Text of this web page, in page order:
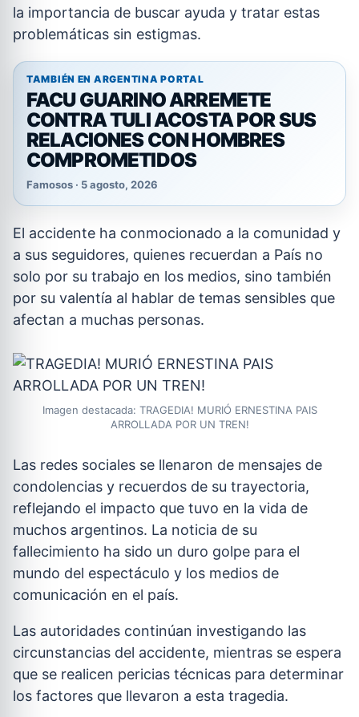
la importancia de buscar ayuda y tratar estas
problemáticas sin estigmas.
TAMBIÉN EN ARGENTINA PORTAL
FACU GUARINO ARREMETE
CONTRA TULI ACOSTA POR SUS
RELACIONES CON HOMBRES
COMPROMETIDOS
Famosos · 5 agosto, 2026
El accidente ha conmocionado a la comunidad y
a sus seguidores, quienes recuerdan a País no
solo por su trabajo en los medios, sino también
por su valentía al hablar de temas sensibles que
afectan a muchas personas.
Imagen destacada: TRAGEDIA! MURIÓ ERNESTINA PAIS
ARROLLADA POR UN TREN!
Las redes sociales se llenaron de mensajes de
condolencias y recuerdos de su trayectoria,
reflejando el impacto que tuvo en la vida de
muchos argentinos. La noticia de su
fallecimiento ha sido un duro golpe para el
mundo del espectáculo y los medios de
comunicación en el país.
Las autoridades continúan investigando las
circunstancias del accidente, mientras se espera
que se realicen pericias técnicas para determinar
los factores que llevaron a esta tragedia.